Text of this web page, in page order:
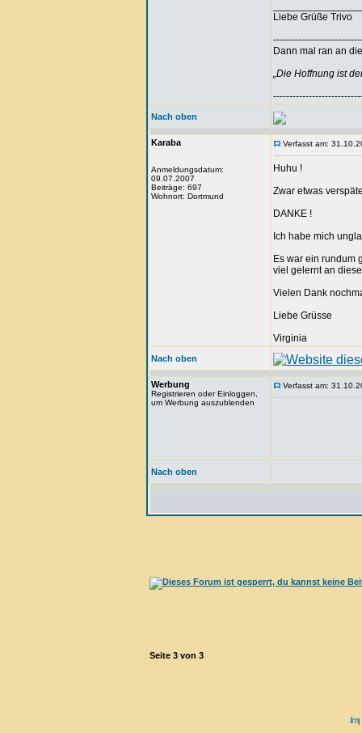
Liebe Grüße Trivo
Dann mal ran an
„Die Hoffnung ist
Nach oben
Karaba
Anmeldungsdatum:
09.07.2007
Beiträge: 697
Wohnort: Dortmund
Verfasst am:
Huhu !
Zwar etwas
DANKE !
Ich habe mich
Es war ein rundum
viel gelernt an
Vielen Dank
Liebe Grüsse
Virginia
Nach oben
Werbung
Registrieren oder Einloggen,
um Werbung auszublenden
Verfasst am:
Nach oben
Seite 3 von 3